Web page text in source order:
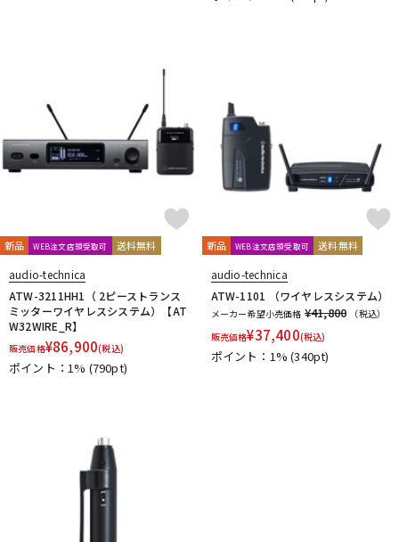
新品 WEB注文店頭受取可 送料無料
audio-technica
ATW-3211HH1（ 2ピーストランス
ミッターワイヤレスシステム）【AT
W32WIRE_R】
販売価格¥86,900(税込)
ポイント：1% (790pt)
新品 WEB注文店頭受取可 送料無料
audio-technica
ATW-1101 （ワイヤレスシステム）
メーカー希望小売価格 ¥41,800
（税込）
販売価格¥37,400(税込)
ポイント：1%(340pt)